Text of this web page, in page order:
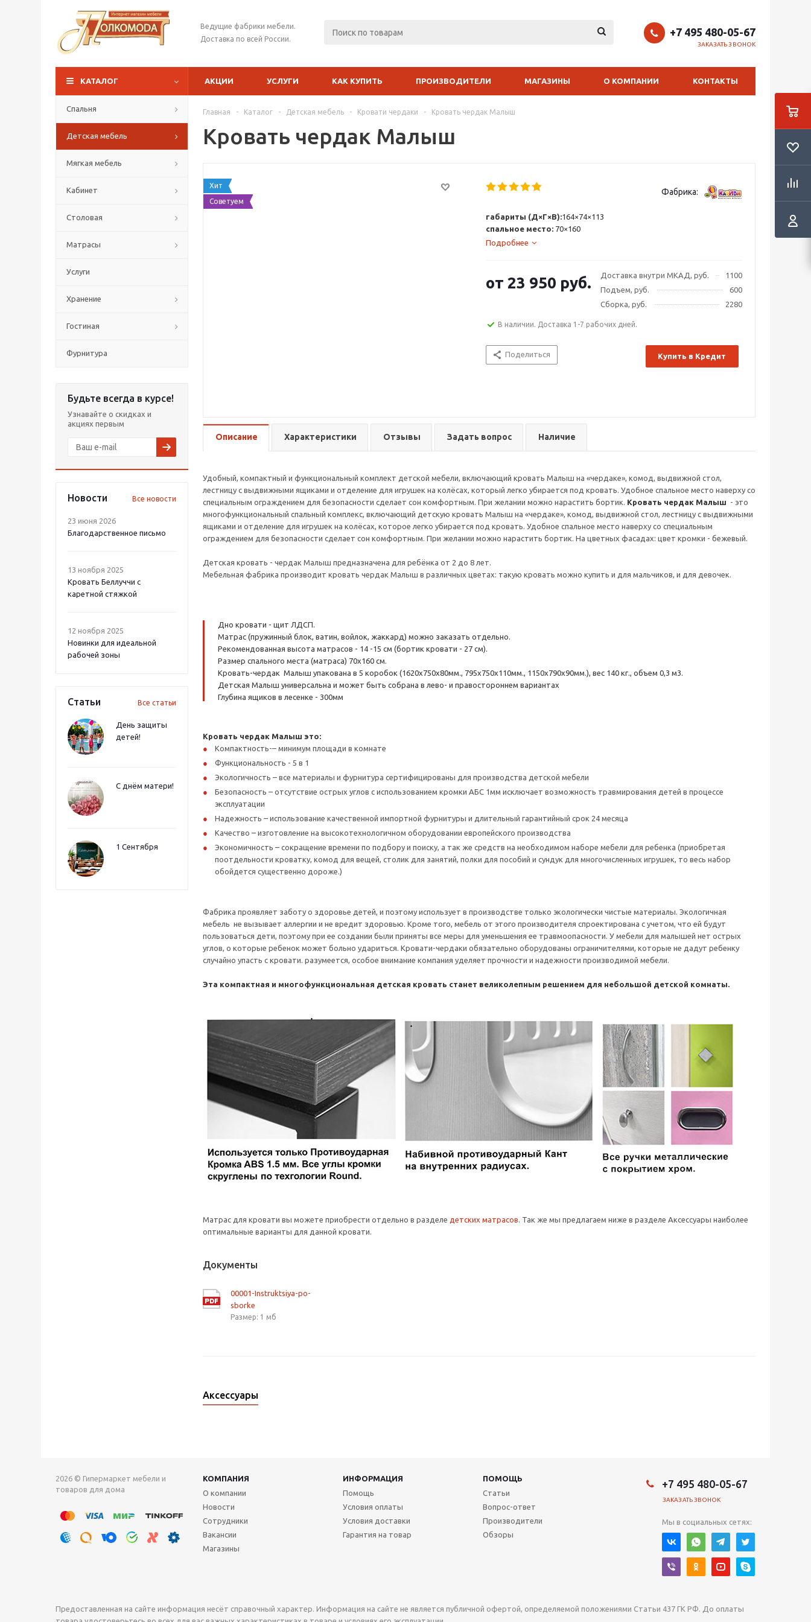
Ведущие фабрики мебели.
Доставка по всей России.
+7 495 480-05-67
ЗАКАЗАТЬ ЗВОНОК
КАТАЛОГ АКЦИИ УСЛУГИ КАК КУПИТЬ ПРОИЗВОДИТЕЛИ МАГАЗИНЫ О КОМПАНИИ КОНТАКТЫ
Спальня
Детская мебель
Мягкая мебель
Кабинет
Столовая
Матрасы
Услуги
Хранение
Гостиная
Фурнитура
Будьте всегда в курсе!
Узнавайте о скидках и
акциях первым
Новости Все новости
23 июня 2026
Благодарственное письмо
13 ноября 2025
Кровать Беллуччи с
каретной стяжкой
12 ноября 2025
Новинки для идеальной
рабочей зоны
Статьи Все статьи
День защиты
детей!
С днём матери!
1 Сентября
Главная - Каталог - Детская мебель - Кровати чердаки - Кровать чердак Малыш
Кровать чердак Малыш
Хит
Советуем
Фабрика:
габариты (Д×Г×В):164×74×113
спальное место: 70×160
Подробнее
Доставка внутри МКАД, руб.
1100
Подъем, руб.
600
Сборка, руб.
2280
от 23 950 руб.
В наличии. Доставка 1-7 рабочих дней.
Поделиться Купить в Кредит
Описание Характеристики Отзывы Задать вопрос Наличие
Удобный, компактный и функциональный комплект детской мебели, включающий кровать Малыш на «чердаке», комод, выдвижной стол,
лестницу с выдвижными ящиками и отделение для игрушек на колёсах, который легко убирается под кровать. Удобное спальное место наверху со
специальным ограждением для безопасности сделает сон комфортным. При желании можно нарастить бортик. Кровать чердак Малыш - это
многофункциональный спальный комплекс, включающий детскую кровать Малыш на «чердаке», комод, выдвижной стол, лестницу с выдвижными
ящиками и отделение для игрушек на колёсах, которое легко убирается под кровать. Удобное спальное место наверху со специальным
ограждением для безопасности сделает сон комфортным. При желании можно нарастить бортик. На цветных фасадах: цвет кромки - бежевый.
Детская кровать - чердак Малыш предназначена для ребёнка от 2 до 8 лет.
Мебельная фабрика производит кровать чердак Малыш в различных цветах: такую кровать можно купить и для мальчиков, и для девочек.
Дно кровати - щит ЛДСП.
Матрас (пружинный блок, ватин, войлок, жаккард) можно заказать отдельно.
Рекомендованная высота матрасов - 14 -15 см (бортик кровати - 27 см).
Размер спального места (матраса) 70х160 см.
Кровать-чердак Малыш упакована в 5 коробок (1620х750х80мм., 795х750х110мм., 1150х790х90мм.), вес 140 кг., объем 0,3 м3.
Детская Малыш универсальна и может быть собрана в лево- и правостороннем вариантах
Глубина ящиков в лесенке - 300мм
Кровать чердак Малыш это:
Компактность-– минимум площади в комнате
Функциональность - 5 в 1
Экологичность – все материалы и фурнитура сертифицированы для производства детской мебели
Безопасность – отсутствие острых углов с использованием кромки АБС 1мм исключает возможность травмирования детей в процессе
эксплуатации
Надежность – использование качественной импортной фурнитуры и длительный гарантийный срок 24 месяца
Качество – изготовление на высокотехнологичном оборудовании европейского производства
Экономичность – сокращение времени по подбору и поиску, а так же средств на необходимом наборе мебели для ребенка (приобретая
поотдельности кроватку, комод для вещей, столик для занятий, полки для пособий и сундук для многочисленных игрушек, то весь набор
обойдется существенно дороже.)
Фабрика проявляет заботу о здоровье детей, и поэтому использует в производстве только экологически чистые материалы. Экологичная
мебель не вызывает аллергии и не вредит здоровью. Кроме того, мебель от этого производителя спроектирована с учетом, что ей будут
пользоваться дети, поэтому при ее создании были приняты все меры для уменьшения ее травмоопасности. У мебели для малышей нет острых
углов, о которые ребенок может больно удариться. Кровати-чердаки обязательно оборудованы ограничителями, которые не дадут ребенку
случайно упасть с кровати. разумеется, особое внимание компания уделяет прочности и надежности производимой мебели.
Эта компактная и многофункциональная детская кровать станет великолепным решением для небольшой детской комнаты.
Матрас для кровати вы можете приобрести отдельно в разделе детских матрасов. Так же мы предлагаем ниже в разделе Аксессуары наиболее
оптимальные варианты для данной кровати.
Документы
00001-Instruktsiya-po-
sborke
Размер: 1 мб
Аксессуары
2026 © Гипермаркет мебели и
товаров для дома
КОМПАНИЯ ИНФОРМАЦИЯ
ПОМОЩЬ
О компании
Новости
Сотрудники
Вакансии
Магазины
Помощь
Условия оплаты
Условия доставки
Гарантия на товар
Статьи
Вопрос-ответ
Производители
Обзоры
+7 495 480-05-67
ЗАКАЗАТЬ ЗВОНОК
Мы в социальных сетях:
Предоставленная на сайте информация несёт справочный характер. Информация на сайте не является публичной офертой, определяемой положениями Статьи 437 ГК РФ. До оплаты